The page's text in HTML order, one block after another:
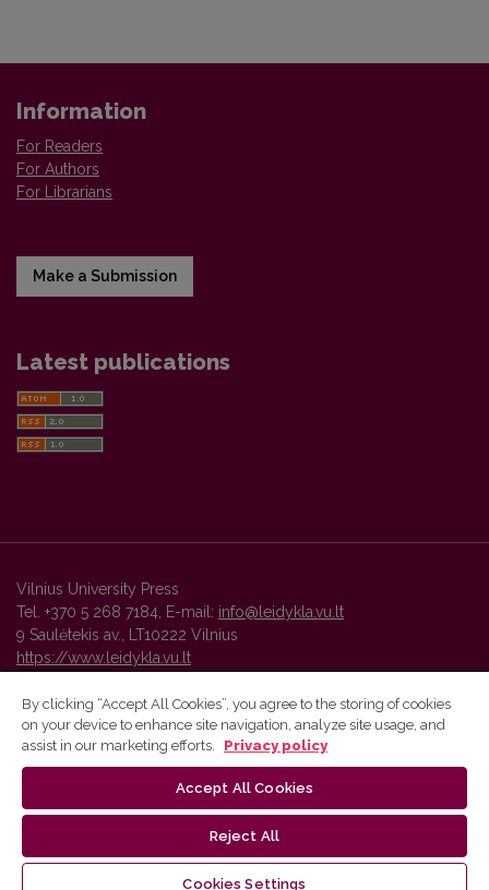
Information
For Readers
For Authors
For Librarians
Make a Submission
Latest publications
Vilnius University Press
Tel. +370 5 268 7184, E-mail: info@leidykla.vu.lt
9 Saulėtekis av., LT10222 Vilnius
https://www.leidykla.vu.lt
Vilnius University Press platform and metadata are distributed by
By clicking “Accept All Cookies”, you agree to the storing of cookies
on your device to enhance site navigation, analyze site usage, and
assist in our marketing efforts.
Privacy policy
Accept All Cookies
Reject All
Cookies Settings